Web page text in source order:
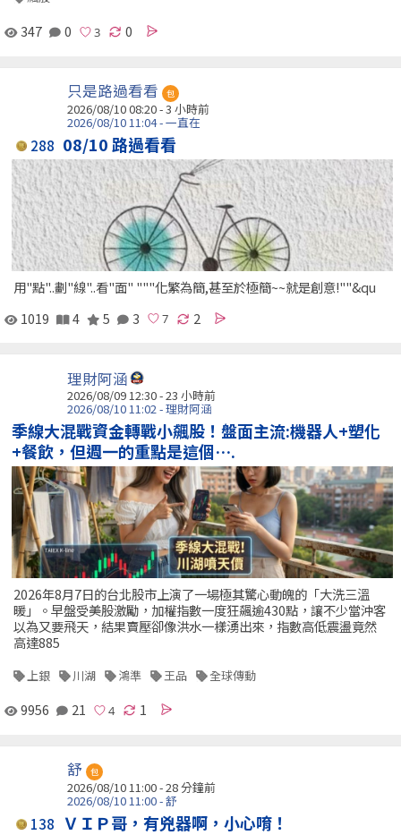
347 0 0
只是路過看看 包
2026/08/10 08:20 -3 小時前
2026/08/10 11:04 - 一直在
288 08/10 路過看看
用"點"..劃"線"..看"面" """化繁為簡,甚至於極簡~~就是創意!""&qu
1019
4 5 3 2
理財阿涵
2026/08/09 12:30 -23 小時前
2026/08/10 11:02 - 理財阿涵
季線大混戰資金轉戰小飆股！盤面主流:機器人+塑化
+餐飲，但週一的重點是這個….
2026年8月7日的台北股市上演了一場極其驚心動魄的「大洗三溫
暖」。早盤受美股激勵，加權指數一度狂飆逾430點，讓不少當沖客
以為又要飛天，結果賣壓卻像洪水一樣湧出來，指數高低震盪竟然
高達885
上銀 川湖 鴻準 王品 全球傳動
9956 21 1
舒 包
2026/08/10 11:00 -28 分鐘前
2026/08/10 11:00 - 舒
138 ＶＩＰ哥，有兇器啊，小心唷！